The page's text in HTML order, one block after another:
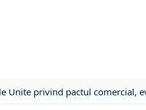
Unite privind pactul comercial,